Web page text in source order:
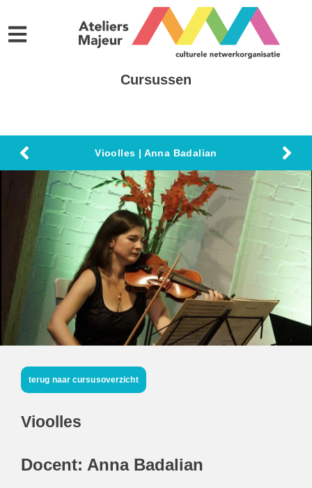
Cursussen
Vioolles | Anna Badalian
terug naar cursusoverzicht
Vioolles
Docent: Anna Badalian